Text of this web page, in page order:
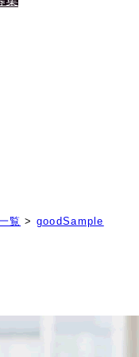
覧 > goodSample